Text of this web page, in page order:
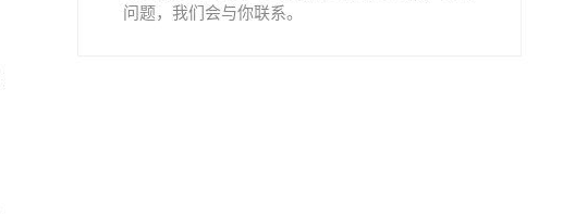
问题，我们会与你联系。